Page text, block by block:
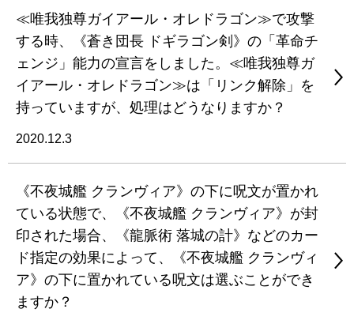
≪唯我独尊ガイアール・オレドラゴン≫で攻撃
する時、《蒼き団長 ドギラゴン剣》の「革命チ
ェンジ」能力の宣言をしました。≪唯我独尊ガ
イアール・オレドラゴン≫は「リンク解除」を
持っていますが、処理はどうなりますか？
2020.12.3
《不夜城艦 クランヴィア》の下に呪文が置かれ
ている状態で、《不夜城艦 クランヴィア》が封
印された場合、《龍脈術 落城の計》などのカー
ド指定の効果によって、《不夜城艦 クランヴィ
ア》の下に置かれている呪文は選ぶことができ
ますか？